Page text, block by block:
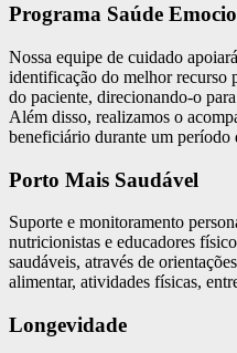
Programa Saúde
Nossa equipe de cuidado
identificação do melhor recurso
do paciente, direcionando-o
Além disso, realizamos o
beneficiário durante um período
Porto Mais Saudável
Suporte e monitoramento
nutricionistas e educadores
saudáveis, através de
alimentar, atividades físicas,
Longevidade